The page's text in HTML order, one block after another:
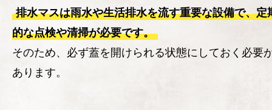
排水マスは雨水や生活排水を流す重要な設備で、定
的な点検や清掃が必要です。
そのため、必ず蓋を開けられる状態にしておく必要
あります。